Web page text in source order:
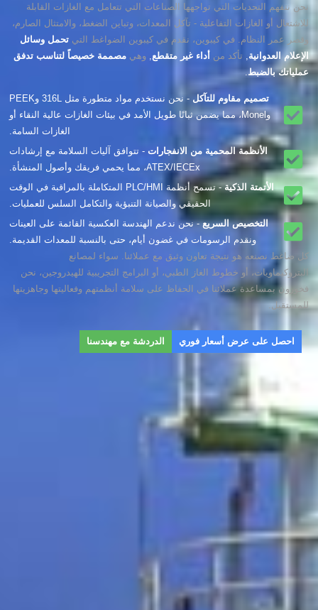
نحن نتفهم التحديات التي تواجهها الصناعات التي تتعامل مع الغازات القابلة
للاشتعال أو الغازات التفاعلية - تآكل المعدات، وتباين الضغط، والامتثال الصارم،
وقصر عمر النظام. في كيبوين، نقدم في كيبوين الضواغط التي تحمل وسائل
الإعلام العدوانية
تأكد من أداء غير متقطع وهي مصممة خصيصاً لتناسب تدفق
عملياتك بالضبط.
تصميم مقاوم للتآكل
- نحن نستخدم مواد متطورة مثل 316L وPEEK
وMonel، مما يضمن ثباتًا طويل الأمد في بيئات الغازات عالية النقاء أو
الغازات السامة.
الأنظمة المحمية من الانفجارات - تتوافق آليات السلامة مع إرشادات
ATEX/IECEx، مما يحمي فريقك وأصول المنشأة.
الأتمتة الذكية
- تسمح أنظمة PLC/HMI المتكاملة بالمراقبة في الوقت
الحقيقي والصيانة التنبؤية والتكامل السلس للعمليات.
التخصيص السريع- نحن ندعم الهندسة العكسية القائمة على العينات
ونقدم الرسومات في غضون أيام، حتى بالنسبة للمعدات القديمة.
كل ضاغط نصنعه هو نتيجة تعاون وثيق مع عملائنا. سواء لمصانع
البتروكيماويات، أو خطوط الغاز الطبي، أو البرامج التجريبية للهيدروجين، نحن
فخورون بمساعدة عملائنا في الحفاظ على سلامة أنظمتهم وفعاليتها وجاهزيتها
للمستقبل.
احصل على عرض أسعار فوري الدردشة مع مهندسنا